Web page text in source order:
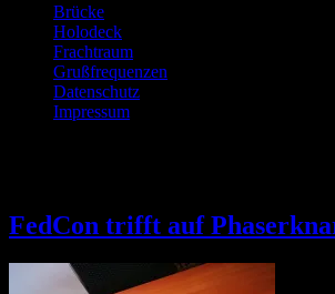
Brücke
Holodeck
Frachtraum
Grußfrequenzen
Datenschutz
Impressum
FedCon trifft auf